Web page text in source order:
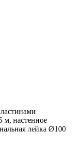
м, настенное
лейка Ø100